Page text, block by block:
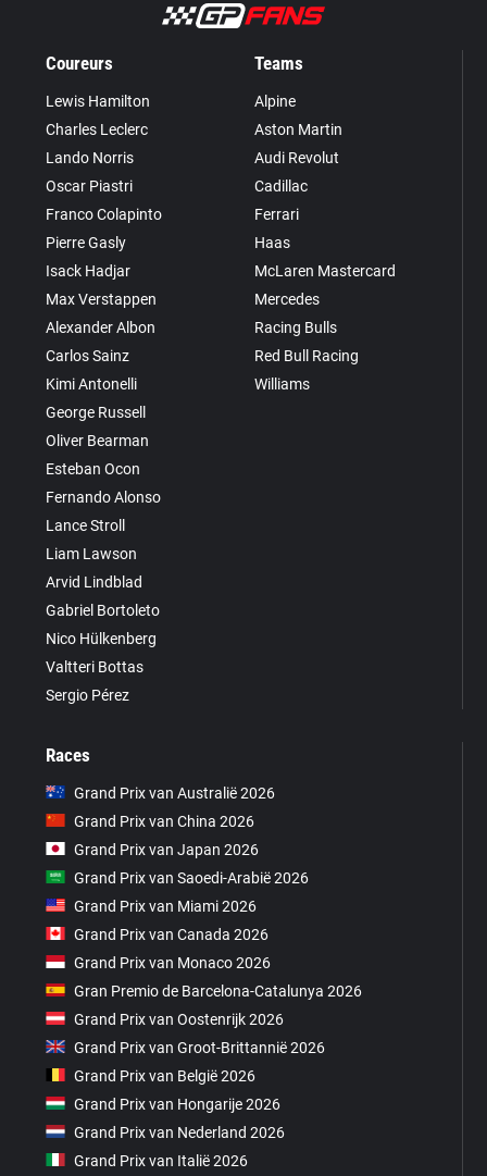
Coureurs
Lewis Hamilton
Charles Leclerc
Lando Norris
Oscar Piastri
Franco Colapinto
Pierre Gasly
Isack Hadjar
Max Verstappen
Alexander Albon
Carlos Sainz
Kimi Antonelli
George Russell
Oliver Bearman
Esteban Ocon
Fernando Alonso
Lance Stroll
Liam Lawson
Arvid Lindblad
Gabriel Bortoleto
Nico Hülkenberg
Valtteri Bottas
Sergio Pérez
Teams
Alpine
Aston Martin
Audi Revolut
Cadillac
Ferrari
Haas
McLaren Mastercard
Mercedes
Racing Bulls
Red Bull Racing
Williams
Races
Grand Prix van Australië 2026
Grand Prix van China 2026
Grand Prix van Japan 2026
Grand Prix van Saoedi-Arabië 2026
Grand Prix van Miami 2026
Grand Prix van Canada 2026
Grand Prix van Monaco 2026
Gran Premio de Barcelona-Catalunya 2026
Grand Prix van Oostenrijk 2026
Grand Prix van Groot-Brittannië 2026
Grand Prix van België 2026
Grand Prix van Hongarije 2026
Grand Prix van Nederland 2026
Grand Prix van Italië 2026